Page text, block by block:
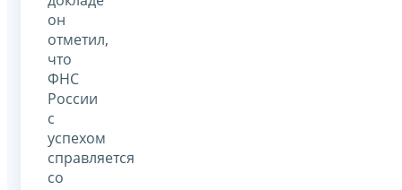
он
отметил,
что
ФНС
России
с
успехом
справляется
со